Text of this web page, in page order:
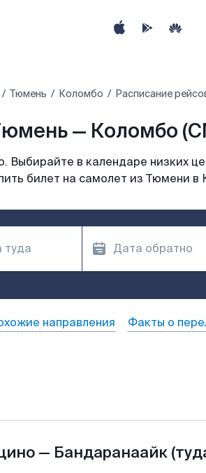
Тюмень Коломбо Расписание
— Коломбо
в календаре низких
билет на самолет из Тюмени в
направления Факты о
— Бандаранаайк